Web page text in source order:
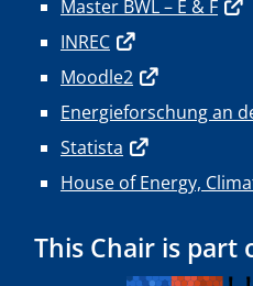
Master BWL – E & F
INREC
Moodle2
Energieforschung an
Statista
House of Energy,
This Chair is part